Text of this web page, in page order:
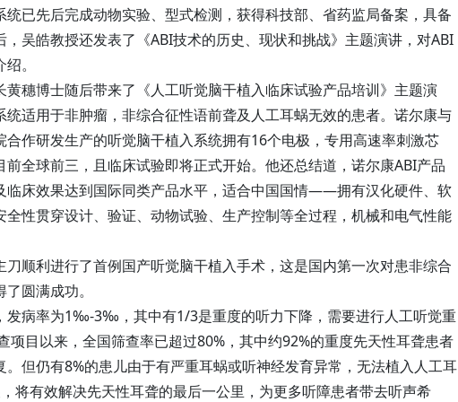
已先后完成动物实验、型式检测，获得科技部、省药监局备案，具备
吴皓教授还发表了《ABI技术的历史、现状和挑战》主题演讲，对ABI
。
穗博士随后带来了《人工听觉脑干植入临床试验产品培训》主题演
适用于非肿瘤，非综合征性语前聋及人工耳蜗无效的患者。诺尔康与
作研发生产的听觉脑干植入系统拥有16个电极，专用高速率刺激芯
全球前三，且临床试验即将正式开始。他还总结道，诺尔康ABI产品
临床效果达到国际同类产品水平，适合中国国情——拥有汉化硬件、软
性贯穿设计、验证、动物试验、生产控制等全过程，机械和电气性能
顺利进行了首例国产听觉脑干植入手术，这是国内第一次对患非综合
圆满成功。
发病率为1‰-3‰，其中有1/3是重度的听力下降，需要进行人工听觉重
项目以来，全国筛查率已超过80%，其中约92%的重度先天性耳聋患者
但仍有8%的患儿由于有严重耳蜗或听神经发育异常，无法植入人工耳
将有效解决先天性耳聋的最后一公里，为更多听障患者带去听声希